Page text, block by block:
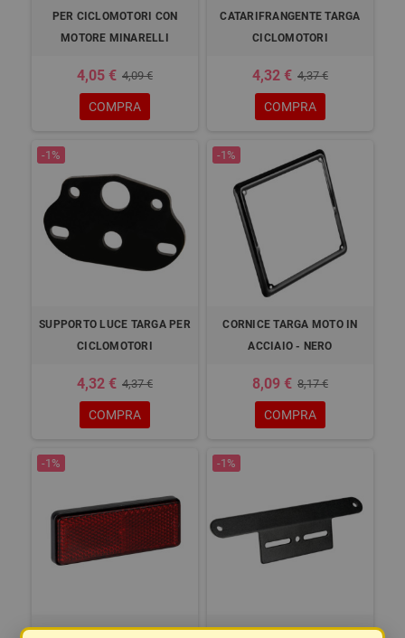
PER CICLOMOTORI CON
MOTORE MINARELLI
4,05 € 4,09 €
COMPRA
CATARIFRANGENTE TARGA
CICLOMOTORI
4,32 € 4,37 €
COMPRA
-1%
SUPPORTO LUCE TARGA PER
CICLOMOTORI
4,32 € 4,37 €
COMPRA
-1%
CORNICE TARGA MOTO IN
ACCIAIO - NERO
8,09 € 8,17 €
COMPRA
-1%
CATARIFRANGENTE
-1%
SUPPORTO PER